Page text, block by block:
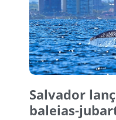
Salvador
baleias-